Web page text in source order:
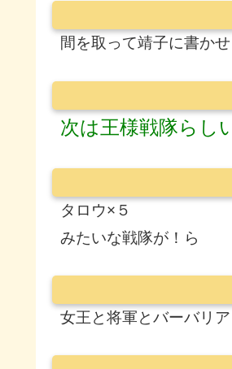
間を取って靖子に書か
次は王様戦隊らし
タロウ×５
みたいな戦隊が！ら
女王と将軍とバーバリ